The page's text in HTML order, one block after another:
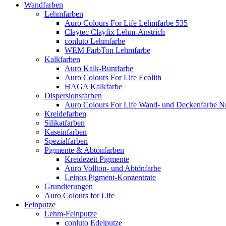
Wandfarben
Lehmfarben
Auro Colours For Life Lehmfarbe 535
Claytec Clayfix Lehm-Anstrich
conluto Lehmfarbe
WEM FarbTon Lehmfarbe
Kalkfarben
Auro Kalk-Buntfarbe
Auro Colours For Life Ecolith
HAGA Kalkfarbe
Dispersionsfarben
Auro Colours For Life Wand- und Deckenfarbe
Kreidefarben
Silikatfarben
Kaseinfarben
Spezialfarben
Pigmente & Abtönfarben
Kreidezeit Pigmente
Auro Vollton- und Abtönfarbe
Leinos Pigment-Konzentrate
Grundierungen
Auro Colours for Life
Feinputze
Lehm-Feinputze
conluto Edelputze